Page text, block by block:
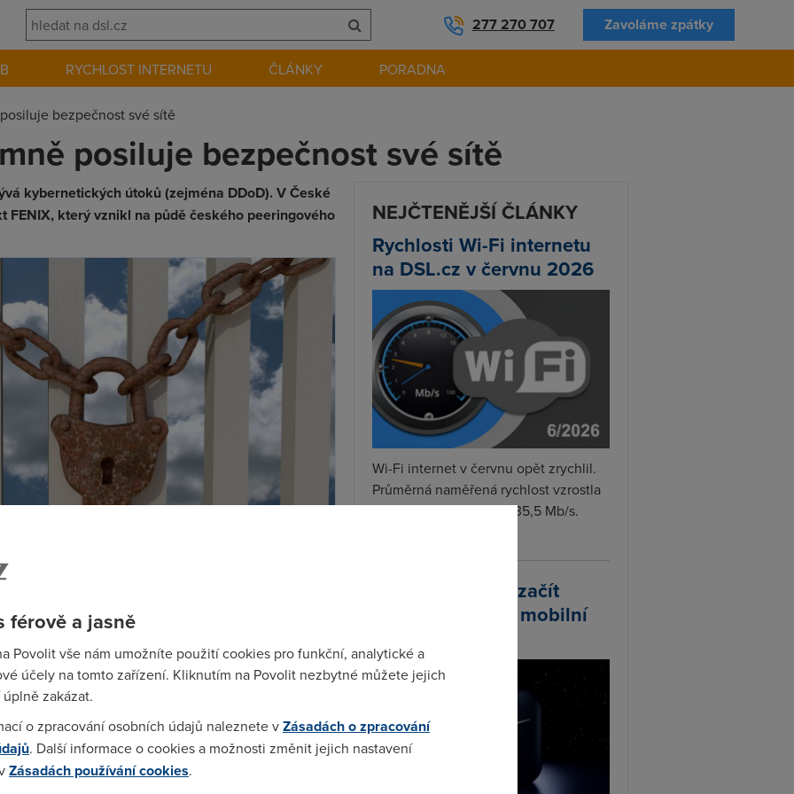
277 270 707 Zavoláme zpátky
RYCHLOST INTERNETU ČLÁNKY PORADNA
bezpečnost své sítě
posiluje bezpečnost své sítě
kybernetických útoků (zejména DDoD). V České
FENIX, který vznikl na půdě českého peeringového
“Připojení se k projektu FENIX je dalším krokem
síťové bezpečnosti, kterou od nás klienti
provozu sítí a IT T-Mobile.
tomhle ohledu podniká. Dále je členem
mohl od více než6 milionů zákazníkůodrazit tisíce
I v případě nejkritičtějších situací nezůstaneme
NEJČTENĚJŠÍ ČLÁNKY
Rychlosti Wi-Fi internetu
na DSL.cz v červnu 2026
Wi-Fi internet v červnu opět zrychlil.
Průměrná naměřená rychlost vzrostla
meziměsíčně o 4 % na 35,5 Mb/s.
Starlink plánuje začít
prodávat vlastní mobilní
férově a jasně
Povolit vše nám umožníte použití cookies pro funkční, analytické a
účely na tomto zařízení. Kliknutím na Povolit nezbytné můžete jejich
zakázat.
o zpracování osobních údajů naleznete vZásadách o zpracování
. Další informace o cookies a možnosti změnit jejich nastavení
Zásadách používání cookies.